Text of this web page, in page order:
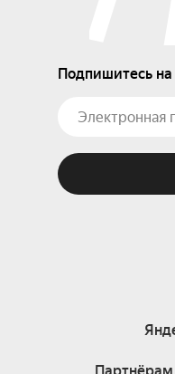
Подпишитесь